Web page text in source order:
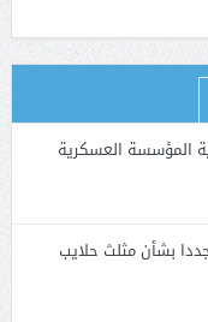
المؤسسة العسكرية
بشأن مثلث حلايب